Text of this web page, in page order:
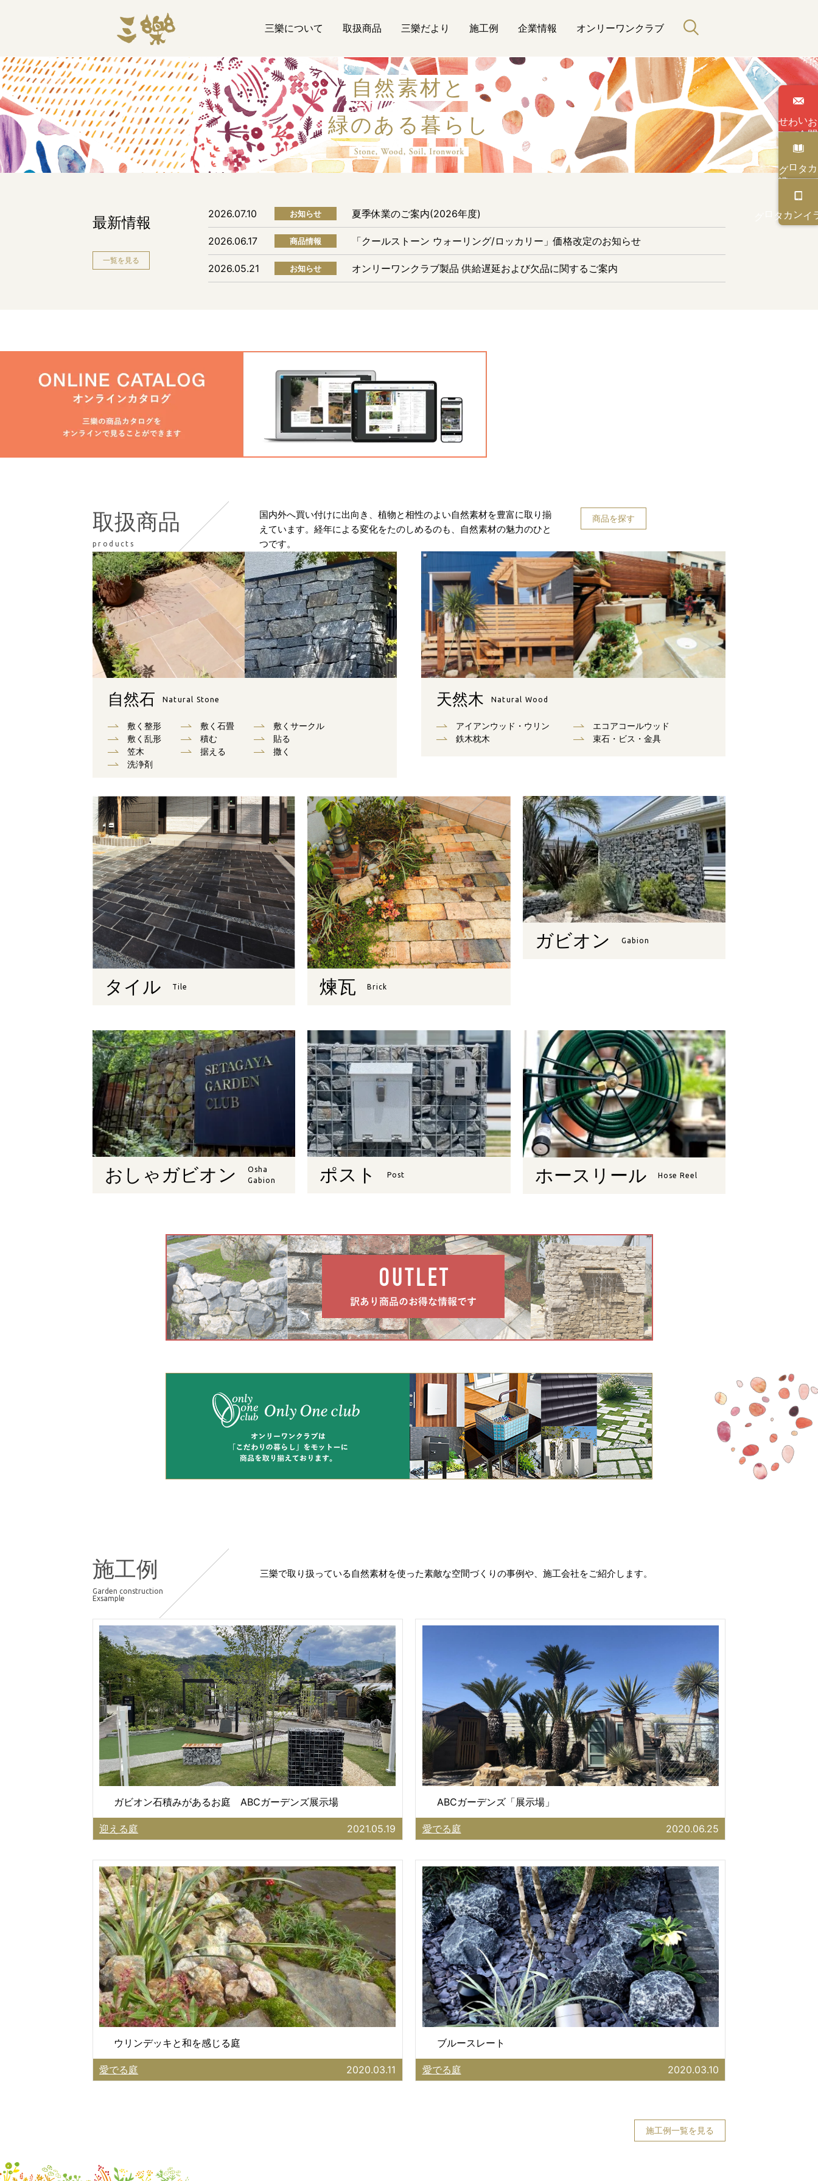
い
わせ
カタログ
オンライン
三樂について 取扱商品 三樂だより 施工例 企業情報 オンリーワンクラブ
自然素材と
緑のある暮らし
最新情報
一覧を見る
2026.07.10 お知らせ 夏季休業のご案内(2026年度)
2026.06.17 商品情報 「クールストーン ウォーリング/ロッカリー」価格改定のお知らせ
2026.05.21 お知らせ オンリーワンクラブ製品 供給遅延および欠品に関するご案内
取扱商品
products
国内外へ買い付けに出向き、植物と相性のよい自然素材を豊富に取り揃
えています。経年による変化をたのしめるのも、自然素材の魅力のひと
つです。
商品を探す
自然石 Natural Stone
敷く整形 敷く石畳
敷くサークル
敷く乱形
積む
貼る
笠木
据える
撒く
洗浄剤
天然木 Natural Wood
アイアンウッド・ウリン
エコアコールウッド
鉄木枕木
束⽯・ビス・⾦具
タイル Tile 煉瓦 Brick
ガビオン Gabion
おしゃガビオン
Osha
Gabion
ポスト Post ホースリール Hose Reel
施工例
Garden construction
Exsample
三樂で取り扱っている自然素材を使った素敵な空間づくりの事例や、施工会社をご紹介します。
ガビオン石積みがあるお庭 ABCガーデンズ展示場
迎える庭 2021.05.19
ABCガーデンズ「展示場」
愛でる庭 2020.06.25
ウリンデッキと和を感じる庭
愛でる庭 2020.03.11
ブルースレート
愛でる庭 2020.03.10
施工例一覧を見る